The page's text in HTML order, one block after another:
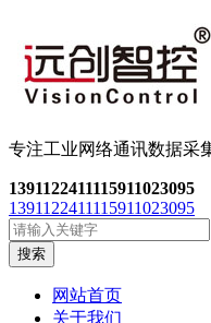
专注工业网络通讯数据采
1391122411115911023095
1391122411115911023095
搜索
网站首页
关于我们